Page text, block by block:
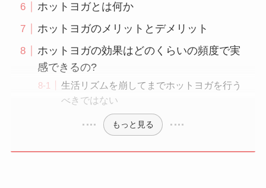
ホットヨガとは何か
ホットヨガのメリットとデメリット
ホットヨガの効果はどのくらいの頻度で実
感できるの?
生活リズムを崩してまでホットヨガを行う
べきではない
もっと見る